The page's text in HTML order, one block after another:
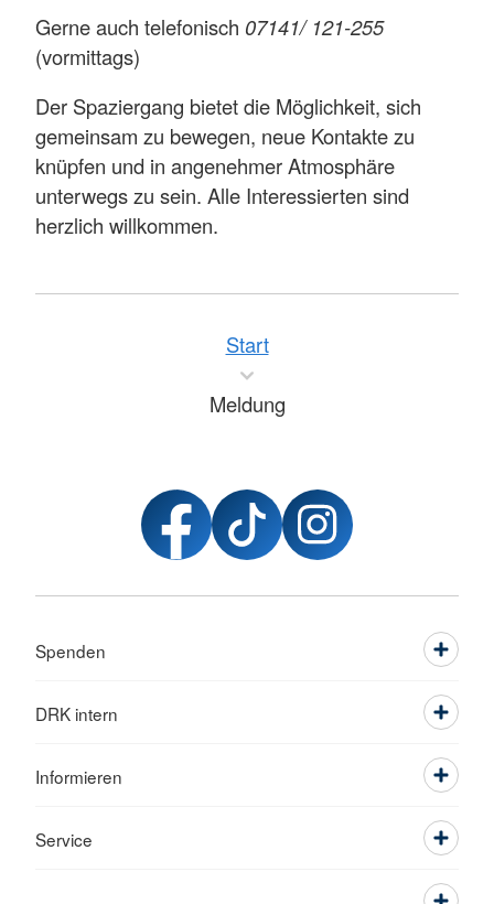
Gerne auch telefonisch 07141/ 121-255
(vormittags)
Der Spaziergang bietet die Möglichkeit, sich
gemeinsam zu bewegen, neue Kontakte zu
knüpfen und in angenehmer Atmosphäre
unterwegs zu sein. Alle Interessierten sind
herzlich willkommen.
Start
Meldung
Spenden
DRK intern
Informieren
Service